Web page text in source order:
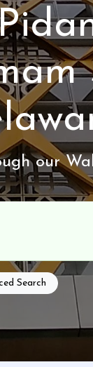
our
Search